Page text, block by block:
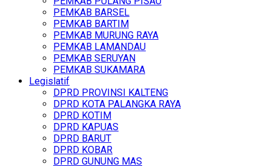
PEMKAB BARSEL
PEMKAB BARTIM
PEMKAB MURUNG RAYA
PEMKAB LAMANDAU
PEMKAB SERUYAN
PEMKAB SUKAMARA
Legislatif
DPRD PROVINSI KALTENG
DPRD KOTA PALANGKA RAYA
DPRD KOTIM
DPRD KAPUAS
DPRD BARUT
DPRD KOBAR
DPRD GUNUNG MAS